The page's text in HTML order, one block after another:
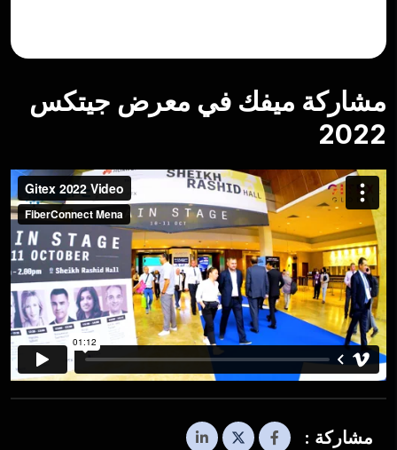
مشاركة ميفك في معرض جيتكس
2022
مشاركة :